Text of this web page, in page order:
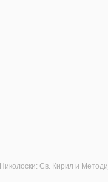
Николоски: Св. Кирил и